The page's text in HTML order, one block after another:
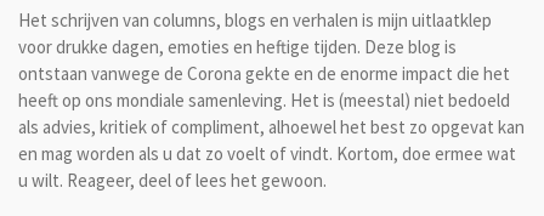
Het schrijven van columns, blogs en verhalen is mijn uitlaatklep
voor drukke dagen, emoties en heftige tijden. Deze blog is
ontstaan vanwege de Corona gekte en de enorme impact die het
heeft op ons mondiale samenleving. Het is (meestal) niet bedoeld
als advies, kritiek of compliment, alhoewel het best zo opgevat kan
en mag worden als u dat zo voelt of vindt. Kortom, doe ermee wat
u wilt. Reageer, deel of lees het gewoon.